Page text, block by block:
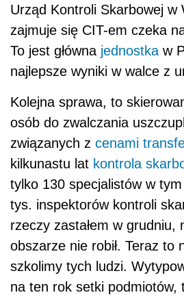
Urząd Kontroli Skarbowej w
zajmuje się CIT-em czeka
To jest główna jednostka w
najlepsze wyniki w walce z
Kolejna sprawa, to
osób do zwalczania
związanych z cenami
kilkunastu lat kontrola
tylko 130 specjalistów w
tys. inspektorów kontroli
rzeczy zastałem w grudniu,
obszarze nie robił. Teraz to
szkolimy tych ludzi.
na ten rok setki podmiotów,